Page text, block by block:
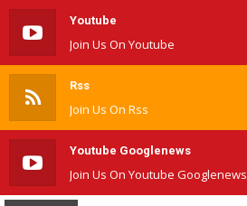
Youtube
Join Us On Youtube
Rss
Join Us On Rss
Youtube Googlenews
Join Us On Youtube Googlenews